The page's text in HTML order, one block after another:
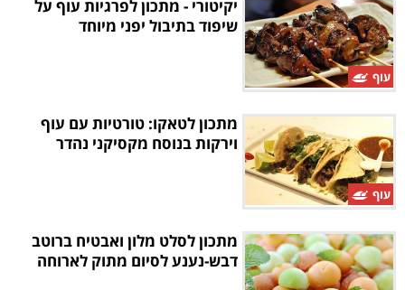
עוף
יקיטורי - מתכון לפרגיות עוף על
שיפוד בתיבול יפני מיוחד
עוף
מתכון לטאקו: טורטיות עם עוף
וירקות בנוסח מקסיקני נהדר
מתכון לסלט מלון ואבטיח ברוטב
דבש-נענע לסיום מתוק לארוחה